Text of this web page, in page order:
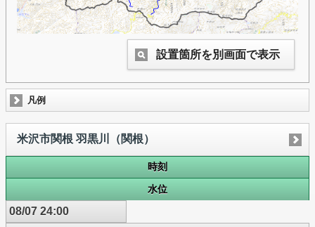
設置箇所を別画面で表示
凡例
米沢市関根 羽黒川（関根）
時刻
水位
08/07 24:00